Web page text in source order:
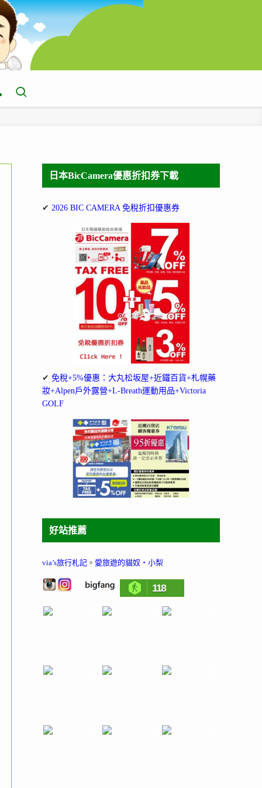
日本BicCamera優惠折扣券下載
✔ 2026 BIC CAMERA 免稅折扣優惠券
✔ 免稅+5%優惠：大丸松坂屋+近鐵百貨+札幌藥
妝+Alpen戶外露營+L-Breath運動用品+Victoria
GOLF
好站推薦
via’s旅行札記 。 愛旅遊的貓奴‧小梨
118